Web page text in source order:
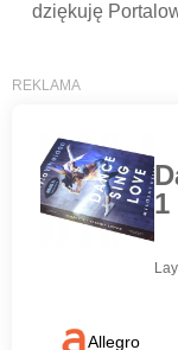
dziękuję